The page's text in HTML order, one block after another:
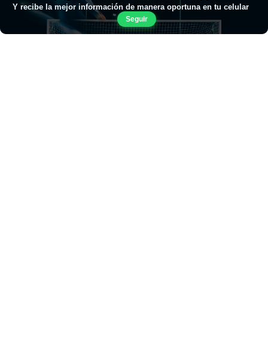
Y recibe la mejor información de manera oportuna en tu celular
Seguir